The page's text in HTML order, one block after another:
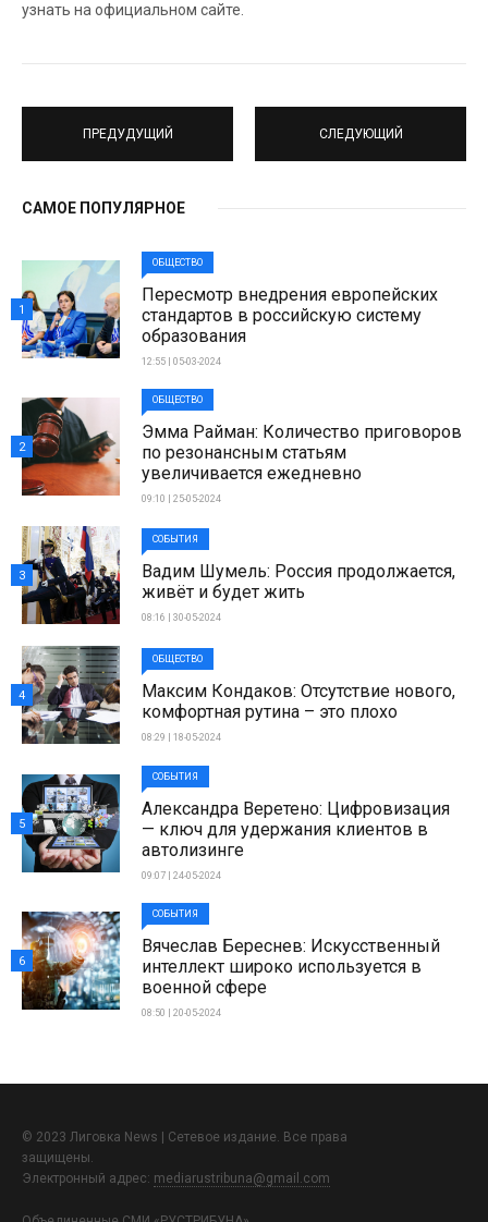
узнать на официальном сайте.
ПРЕДУДУЩИЙ СЛЕДУЮЩИЙ
САМОЕ ПОПУЛЯРНОЕ
ОБЩЕСТВО
Пересмотр внедрения европейских
стандартов в российскую систему
образования
12:55 | 05-03-2024
1
ОБЩЕСТВО
Эмма Райман: Количество приговоров
по резонансным статьям
увеличивается ежедневно
09:10 | 25-05-2024
2
СОБЫТИЯ
Вадим Шумель: Россия продолжается,
живёт и будет жить
08:16 | 30-05-2024
3
ОБЩЕСТВО
Максим Кондаков: Отсутствие нового,
комфортная рутина – это плохо
08:29 | 18-05-2024
4
СОБЫТИЯ
Александра Веретено: Цифровизация
— ключ для удержания клиентов в
автолизинге
09:07 | 24-05-2024
5
СОБЫТИЯ
Вячеслав Береснев: Искусственный
интеллект широко используется в
военной сфере
08:50 | 20-05-2024
6
© 2023 Лиговка News | Сетевое издание. Все права
защищены.
Электронный адрес: mediarustribuna@gmail.com